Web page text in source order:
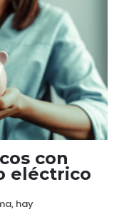
con
eléctrico
hay